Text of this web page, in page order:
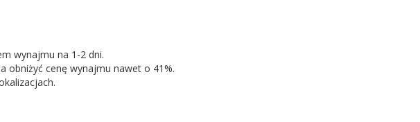
wynajmu na 1-2 dni.
obniżyć cenę wynajmu nawet o 41%.